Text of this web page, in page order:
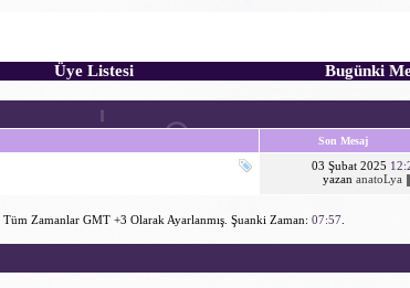
Üye Listesi Bugünki
Son Mesaj
03 Şubat 2025
yazananatoLya
Tüm Zamanlar GMT +3 Olarak Ayarlanmış. Şuanki Zaman:07:57